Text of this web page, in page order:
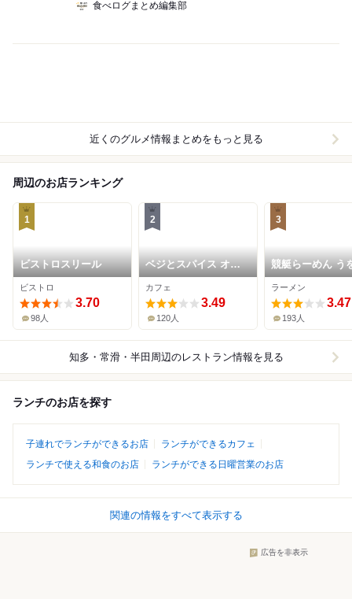
食べログまとめ編集部
近くのグルメ情報まとめをもっと見る
周辺のお店ランキング
1
ビストロスリール
ビストロ
3.70
98人
2
ベジとスパイス オム
オム オム
カフェ
3.49
120人
3
競艇らーめん う
よ
ラーメン
3.47
193人
知多・常滑・半田周辺のレストラン情報を見る
ランチのお店を探す
子連れでランチができるお店
ランチができるカフェ
ランチで使える和食のお店
ランチができる日曜営業のお店
関連の情報をすべて表示する
広告を非表示